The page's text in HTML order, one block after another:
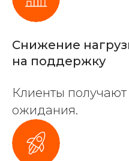
Снижение
на поддержку
Клиенты получают
ожидания.